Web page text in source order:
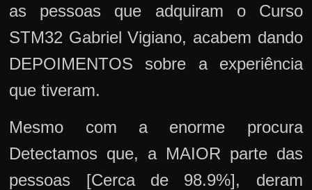
as pessoas que adquiram o Curso
STM32 Gabriel Vigiano, acabem dando
DEPOIMENTOS sobre a experiência
que tiveram.
Mesmo com a enorme procura
Detectamos que, a MAIOR parte das
pessoas [Cerca de 98.9%], deram